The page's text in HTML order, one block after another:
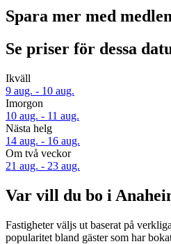
Spara mer med
Se priser för dessa
Ikväll
9 aug. - 10 aug.
Imorgon
10 aug. - 11 aug.
Nästa helg
14 aug. - 16 aug.
Om två veckor
21 aug. - 23 aug.
Var vill du bo i
Fastigheter väljs ut baserat på
popularitet bland gäster som har